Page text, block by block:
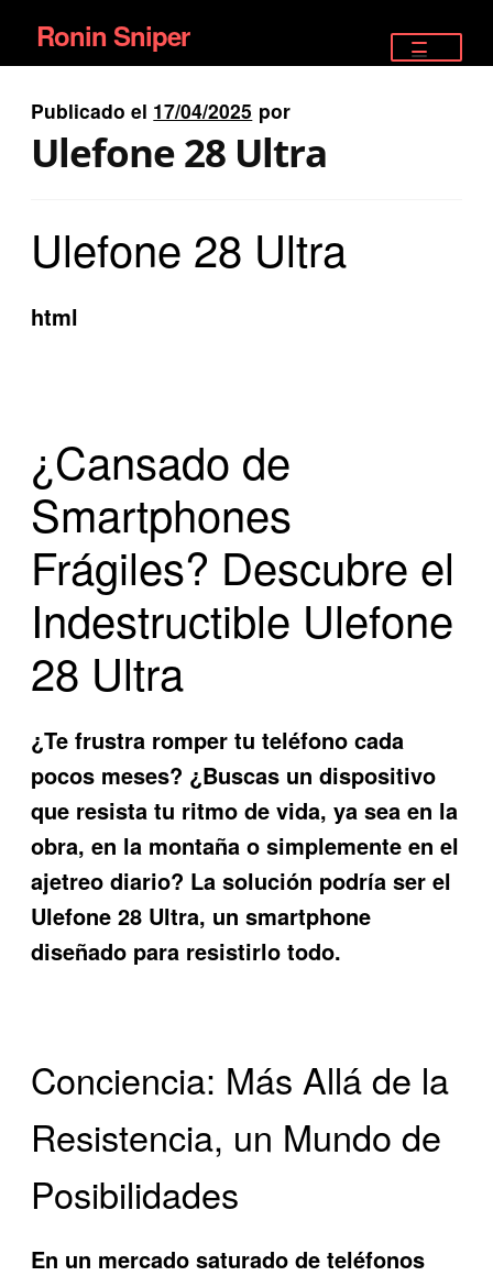
Ir
a
la
navegación
Ir
al
contenido
Ronin Sniper
EQUIPAMIENTO ÉLITE
RIFLES DEPORTIVOS
Publicado el 17/04/2025 por
Ulefone 28 Ultra
Ulefone 28 Ultra
html
¿Cansado de
Smartphones
Frágiles? Descubre el
Indestructible Ulefone
28 Ultra
¿Te frustra romper tu teléfono cada
pocos meses? ¿Buscas un dispositivo
que resista tu ritmo de vida, ya sea en la
obra, en la montaña o simplemente en el
ajetreo diario? La solución podría ser el
Ulefone 28 Ultra, un smartphone
diseñado para resistirlo todo.
Conciencia: Más Allá de la
Resistencia, un Mundo de
Posibilidades
En un mercado saturado de teléfonos